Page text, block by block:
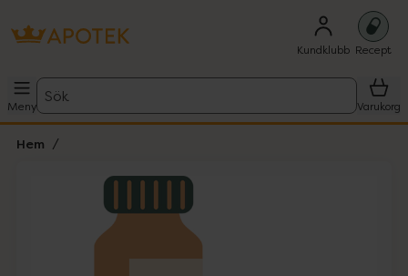
Kundklubb Recept
Meny
Sök
Varukorg
Hem
Lista: . Innehåller 1 objekt.